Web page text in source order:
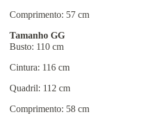
Comprimento: 57 cm
Tamanho GG
Busto: 110 cm
Cintura: 116 cm
Quadril: 112 cm
Comprimento: 58 cm